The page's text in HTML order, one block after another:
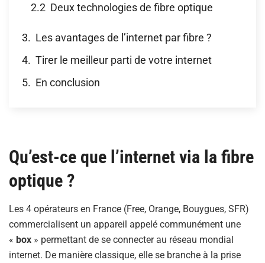
Deux technologies de fibre optique
Les avantages de l’internet par fibre ?
Tirer le meilleur parti de votre internet
En conclusion
Qu’est-ce que l’internet via la fibre
optique ?
Les 4 opérateurs en France (Free, Orange, Bouygues, SFR)
commercialisent un appareil appelé communément une
« box » permettant de se connecter au réseau mondial
internet. De manière classique, elle se branche à la prise